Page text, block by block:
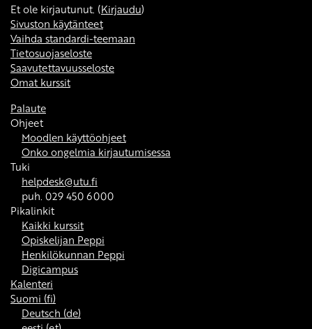
Et ole kirjautunut. (Kirjaudu)
Sivuston käytänteet
Vaihda standardi-teemaan
Tietosuojaseloste
Saavutettavuusseloste
Omat kurssit
Palaute
Ohjeet
Moodlen käyttöohjeet
Onko ongelmia kirjautumisessa
Tuki
helpdesk@utu.fi
puh. 029 450 6000
Pikalinkit
Kaikki kurssit
Opiskelijan Peppi
Henkilökunnan Peppi
Digicampus
Kalenteri
Suomi ‎(fi)‎
Deutsch ‎(de)‎